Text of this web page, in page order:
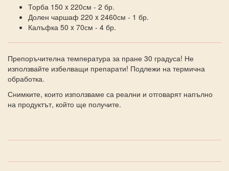
Торба 150 x 220см - 2 бр.
Долен чаршаф 220 x 2460см - 1 бр.
Калъфка 50 x 70см - 4 бр.
Препоръчителна температура за пране 30 градуса! Не
използвайте избелващи препарати! Подлежи на термична
обработка.
Снимките, които използваме са реални и отговарят напълно
на продуктът, който ще получите.